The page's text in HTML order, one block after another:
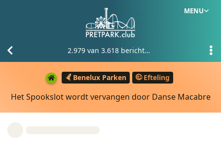
MENU
Benelux Parken Efteling
Het Spookslot wordt vervangen door Danse Macabre
2.979 van 3.618 berichten